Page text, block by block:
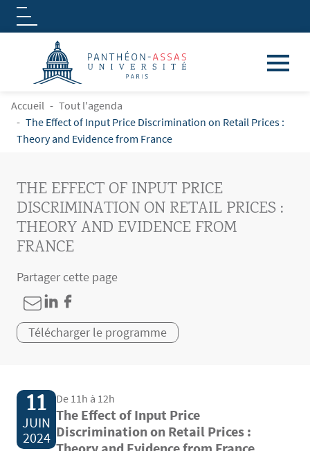
Aller au contenu principal
Logo
FIL D'ARIANE
Accueil
Tout l'agenda
The Effect of Input Price Discrimination on Retail Prices :
Theory and Evidence from France
THE EFFECT OF INPUT PRICE
DISCRIMINATION ON RETAIL PRICES :
THEORY AND EVIDENCE FROM
FRANCE
Partager cette page
Télécharger le programme
11
JUIN
2024
De 11h à 12h
The Effect of Input Price
Discrimination on Retail Prices :